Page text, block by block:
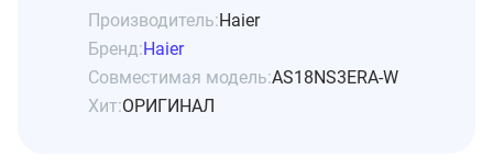
Производитель:Haier
Бренд:Haier
Совместимая модель:AS18NS3ERA-W
Хит:ОРИГИНАЛ